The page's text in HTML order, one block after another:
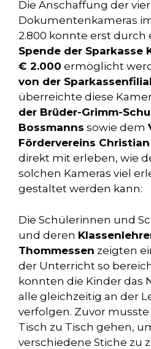
Die Anschaffung der vier
Dokumentenkameras
2.800 konnte erst durch
Spende der Sparkasse
€ 2.000 ermöglicht
von der
überreichte diese
der Brüder-Grimm-
Bossmanns sowie dem
Fördervereins
direkt mit erleben, wie
solchen Kameras viel
gestaltet werden kann:
Die Schülerinnen und
und deren
Thommessen zeigten
der Unterricht so
konnten die Kinder das
alle gleichzeitig an der
verfolgen. Zuvor
Tisch zu Tisch gehen,
verschiedene Stiche zu